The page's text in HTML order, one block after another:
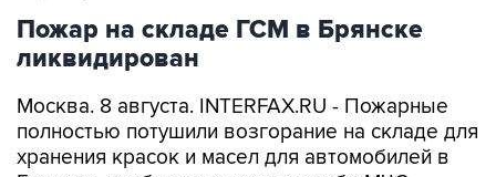
ликвидирован
Москва. 8 августа. INTERFAX.RU - Пожарные
хранения красок и масел для автомобилей в
Брянске, сообщили в пресс-службе МЧС
России в ночь на субботу.